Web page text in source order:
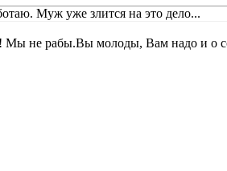
Муж уже злится на это дело...
не рабы.Вы молоды, Вам надо и о